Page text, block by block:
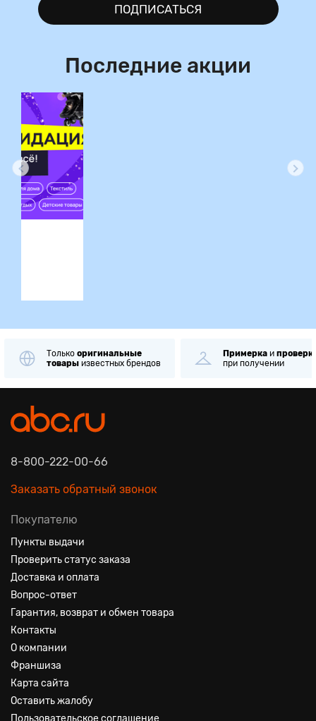
ПОДПИСАТЬСЯ
Последние акции
Только оригинальные
товары известных брендов
Примерка и
при получении
8-800-222-00-66
Заказать обратный звонок
Покупателю
Пункты выдачи
Проверить статус заказа
Доставка и оплата
Вопрос-ответ
Гарантия, возврат и обмен товара
Контакты
О компании
Франшиза
Карта сайта
Оставить жалобу
Пользовательское соглашение